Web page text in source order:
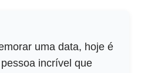
uma data, hoje é
incrível que